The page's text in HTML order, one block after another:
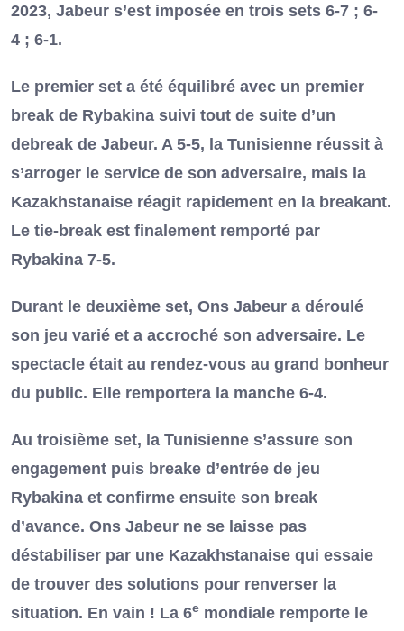
2023, Jabeur s’est imposée en trois sets 6-7 ; 6-
4 ; 6-1.
Le premier set a été équilibré avec un premier
break de Rybakina suivi tout de suite d’un
debreak de Jabeur. A 5-5, la Tunisienne réussit à
s’arroger le service de son adversaire, mais la
Kazakhstanaise réagit rapidement en la breakant.
Le tie-break est finalement remporté par
Rybakina 7-5.
Durant le deuxième set, Ons Jabeur a déroulé
son jeu varié et a accroché son adversaire. Le
spectacle était au rendez-vous au grand bonheur
du public. Elle remportera la manche 6-4.
Au troisième set, la Tunisienne s’assure son
engagement puis breake d’entrée de jeu
Rybakina et confirme ensuite son break
d’avance. Ons Jabeur ne se laisse pas
déstabiliser par une Kazakhstanaise qui essaie
de trouver des solutions pour renverser la
situation. En vain ! La 6e mondiale remporte le